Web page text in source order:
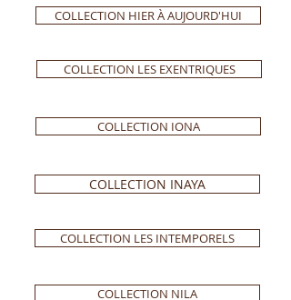
COLLECTION INAYA
COLLECTION HIER À AUJOURD'HUI
COLLECTION IONA
COLLECTION LES EXENTRIQUES
COLLECTION LES INTEMPORELS
COLLECTION NILA